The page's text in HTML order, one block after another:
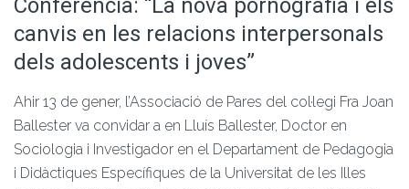
Conferència: “La nova pornografia i els
canvis en les relacions interpersonals
dels adolescents i joves”
Ahir 13 de gener, l’Associació de Pares del col·legi Fra Joan
Ballester va convidar a en Lluís Ballester, Doctor en
Sociologia i Investigador en el Departament de Pedagogia
i Didàctiques Específiques de la Universitat de les Illes